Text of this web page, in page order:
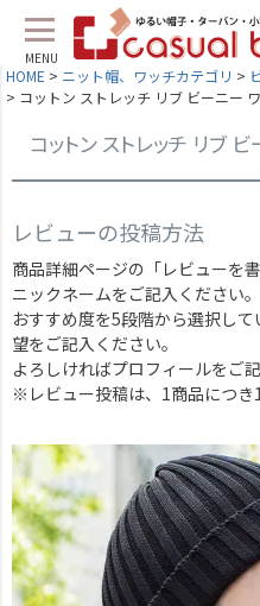
MENU
HOME ニット帽、ワッチカテゴリ
コットン ストレッチ リブ ビーニー
コットン ストレッチ リブ
レビューの投稿方法
商品詳細ページの「レビューを
ニックネームをご記入ください。
おすすめ度を5段階から選択し
望をご記入ください。
よろしければプロフィールをご
※レビュー投稿は、1商品につき